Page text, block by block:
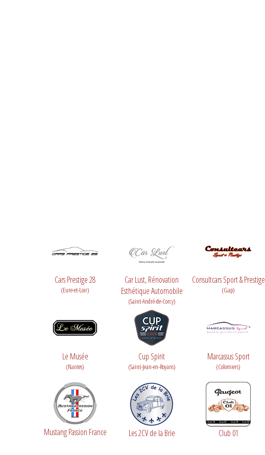
Cars Prestige 28
(Eure-et-Loir)
Car Lust, Rénovation
Esthétique Automobile
(Saint-André-de-Corcy)
Consultcars Sport & Prestige
(Gap)
Le Musée
(Nantes)
Cup Spirit
(Saint-Jean-en-Royans)
Marcassus Sport
(Colomiers)
Mustang Passion France Les 2CV de la Brie Club 01